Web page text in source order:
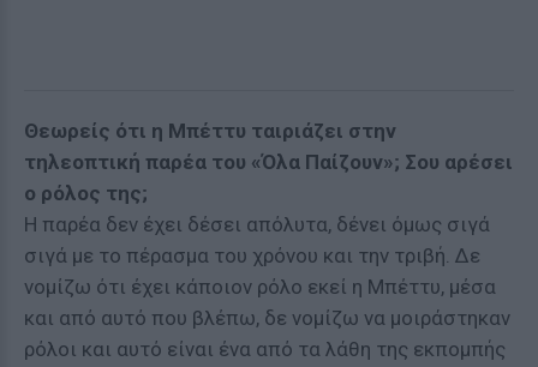
Θεωρείς ότι η Μπέττυ ταιριάζει στην
τηλεοπτική παρέα του «Όλα Παίζουν»; Σου αρέσει
ο ρόλος της;
Η παρέα δεν έχει δέσει απόλυτα, δένει όμως σιγά
σιγά με το πέρασμα του χρόνου και την τριβή. Δε
νομίζω ότι έχει κάποιον ρόλο εκεί η Μπέττυ, μέσα
και από αυτό που βλέπω, δε νομίζω να μοιράστηκαν
ρόλοι και αυτό είναι ένα από τα λάθη της εκπομπής